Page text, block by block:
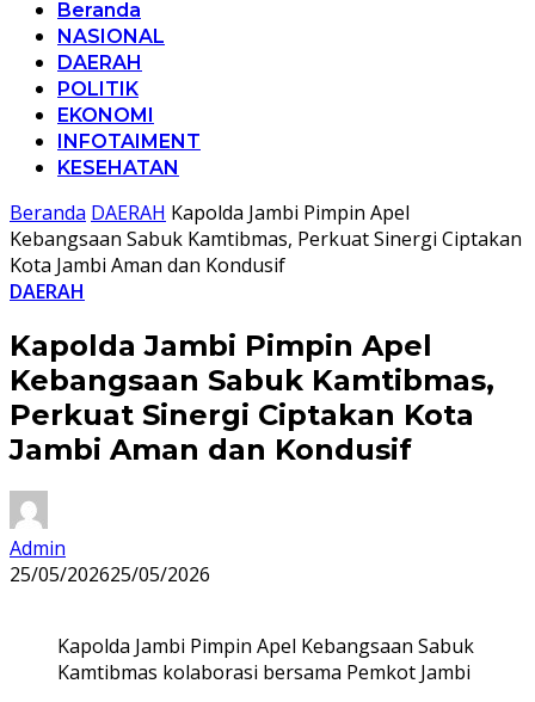
Beranda
NASIONAL
DAERAH
POLITIK
EKONOMI
INFOTAIMENT
KESEHATAN
Beranda DAERAH Kapolda Jambi Pimpin Apel
Kebangsaan Sabuk Kamtibmas, Perkuat Sinergi Ciptakan
Kota Jambi Aman dan Kondusif
DAERAH
Kapolda Jambi Pimpin Apel
Kebangsaan Sabuk Kamtibmas,
Perkuat Sinergi Ciptakan Kota
Jambi Aman dan Kondusif
Admin
25/05/202625/05/2026
Kapolda Jambi Pimpin Apel Kebangsaan Sabuk
Kamtibmas kolaborasi bersama Pemkot Jambi